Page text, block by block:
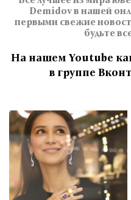
Demidov в нашей
первыми свежие
будьте
На нашем Youtube
в группе